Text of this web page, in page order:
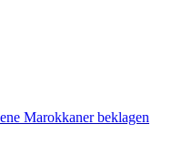
Marokkaner beklagen